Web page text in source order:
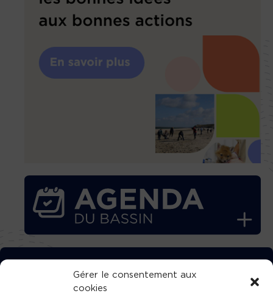
Gérer le consentement aux
cookies
TÉLÉCHARGEZ GRATUITEMENT